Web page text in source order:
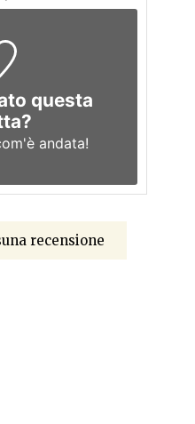
questa
andata!
recensione